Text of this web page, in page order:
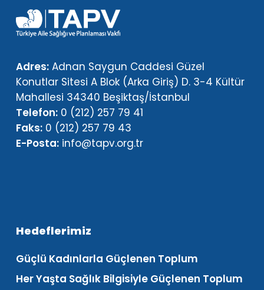
Adres:Adnan Saygun Caddesi Güzel
Konutlar Sitesi A Blok (Arka Giriş) D. 3-4 Kültür
Mahallesi 34340 Beşiktaş/İstanbul
Telefon: 0 (212) 257 79 41
Faks:0 (212) 257 79 43
E-Posta: info@tapv.org.tr
Hedeflerimiz
Güçlü Kadınlarla Güçlenen Toplum
Her Yaşta Sağlık Bilgisiyle Güçlenen Toplum